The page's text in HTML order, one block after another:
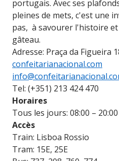
portugais. Avec ses
pleines de mets, c'est une
pas, à savourer l'histoire
gâteau.
Adresse: Praça da Figueira
confeitarianacional.com
Tel: (+351) 213 424 470
Horaires
Tous les jours: 08:00 – 20:00
Accès
Train: Lisboa Rossio
Tram: 15E, 25E